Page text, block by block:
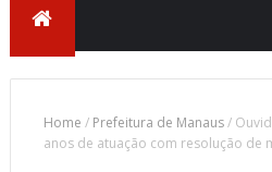
Home / Prefeitura de Manaus/
anos de atuação com resolução de